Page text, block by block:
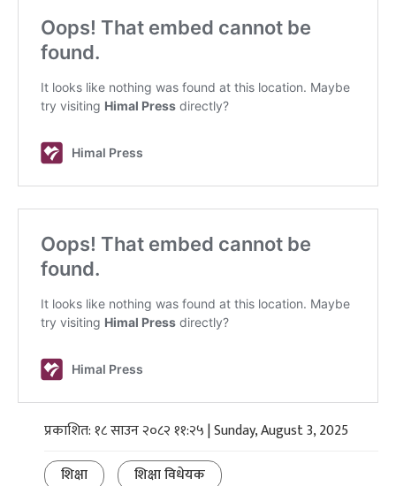
प्रकाशित: १८ साउन २०८२ ११:२५ | Sunday, August 3, 2025
शिक्षा
शिक्षा विधेयक